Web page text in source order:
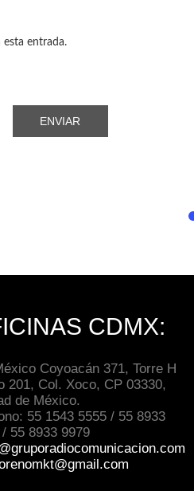
esta entrada.
CDMX:
Coyoacán 371, Torre H
201, Col. Xoco, CP 03330,
de México.
55 1543 5555 / 55 8933
/ 55 8933 9979